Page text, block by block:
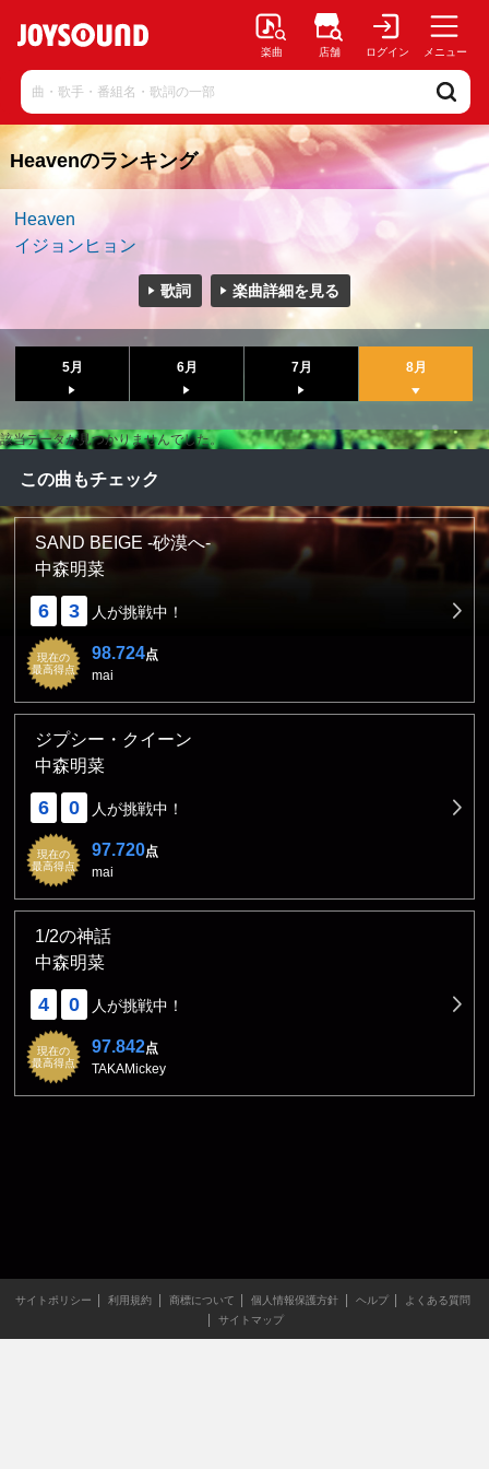
楽曲 店舗 ログイン メニュー
Heavenのランキング
Heaven
イジョンヒョン
歌詞 楽曲詳細を見る
5月 6月 7月 8月
該当データが見つかりませんでした。
この曲もチェック
SAND BEIGE -砂漠へ-
中森明菜
6 3 人が挑戦中！
現在の
最高得点
98.724点
mai
ジプシー・クイーン
中森明菜
6 0 人が挑戦中！
現在の
最高得点
97.720点
mai
1/2の神話
中森明菜
4 0 人が挑戦中！
現在の
最高得点
97.842点
TAKAMickey
サイトポリシー 利用規約 商標について 個人情報保護方針 ヘルプ
よくある質問
サイトマップ